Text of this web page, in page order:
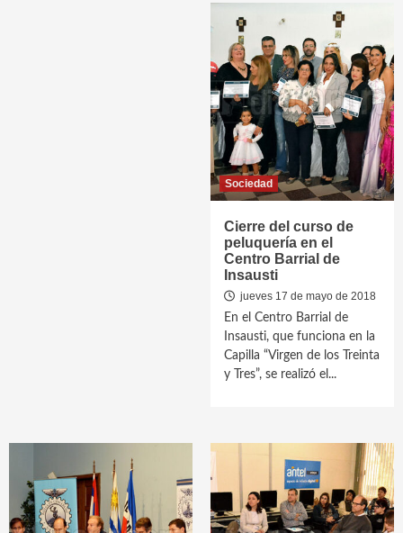
Sociedad
Cierre del curso de
peluquería en el
Centro Barrial de
Insausti
jueves 17 de mayo de 2018
En el Centro Barrial de
Insausti, que funciona en la
Capilla “Virgen de los Treinta
y Tres”, se realizó el...